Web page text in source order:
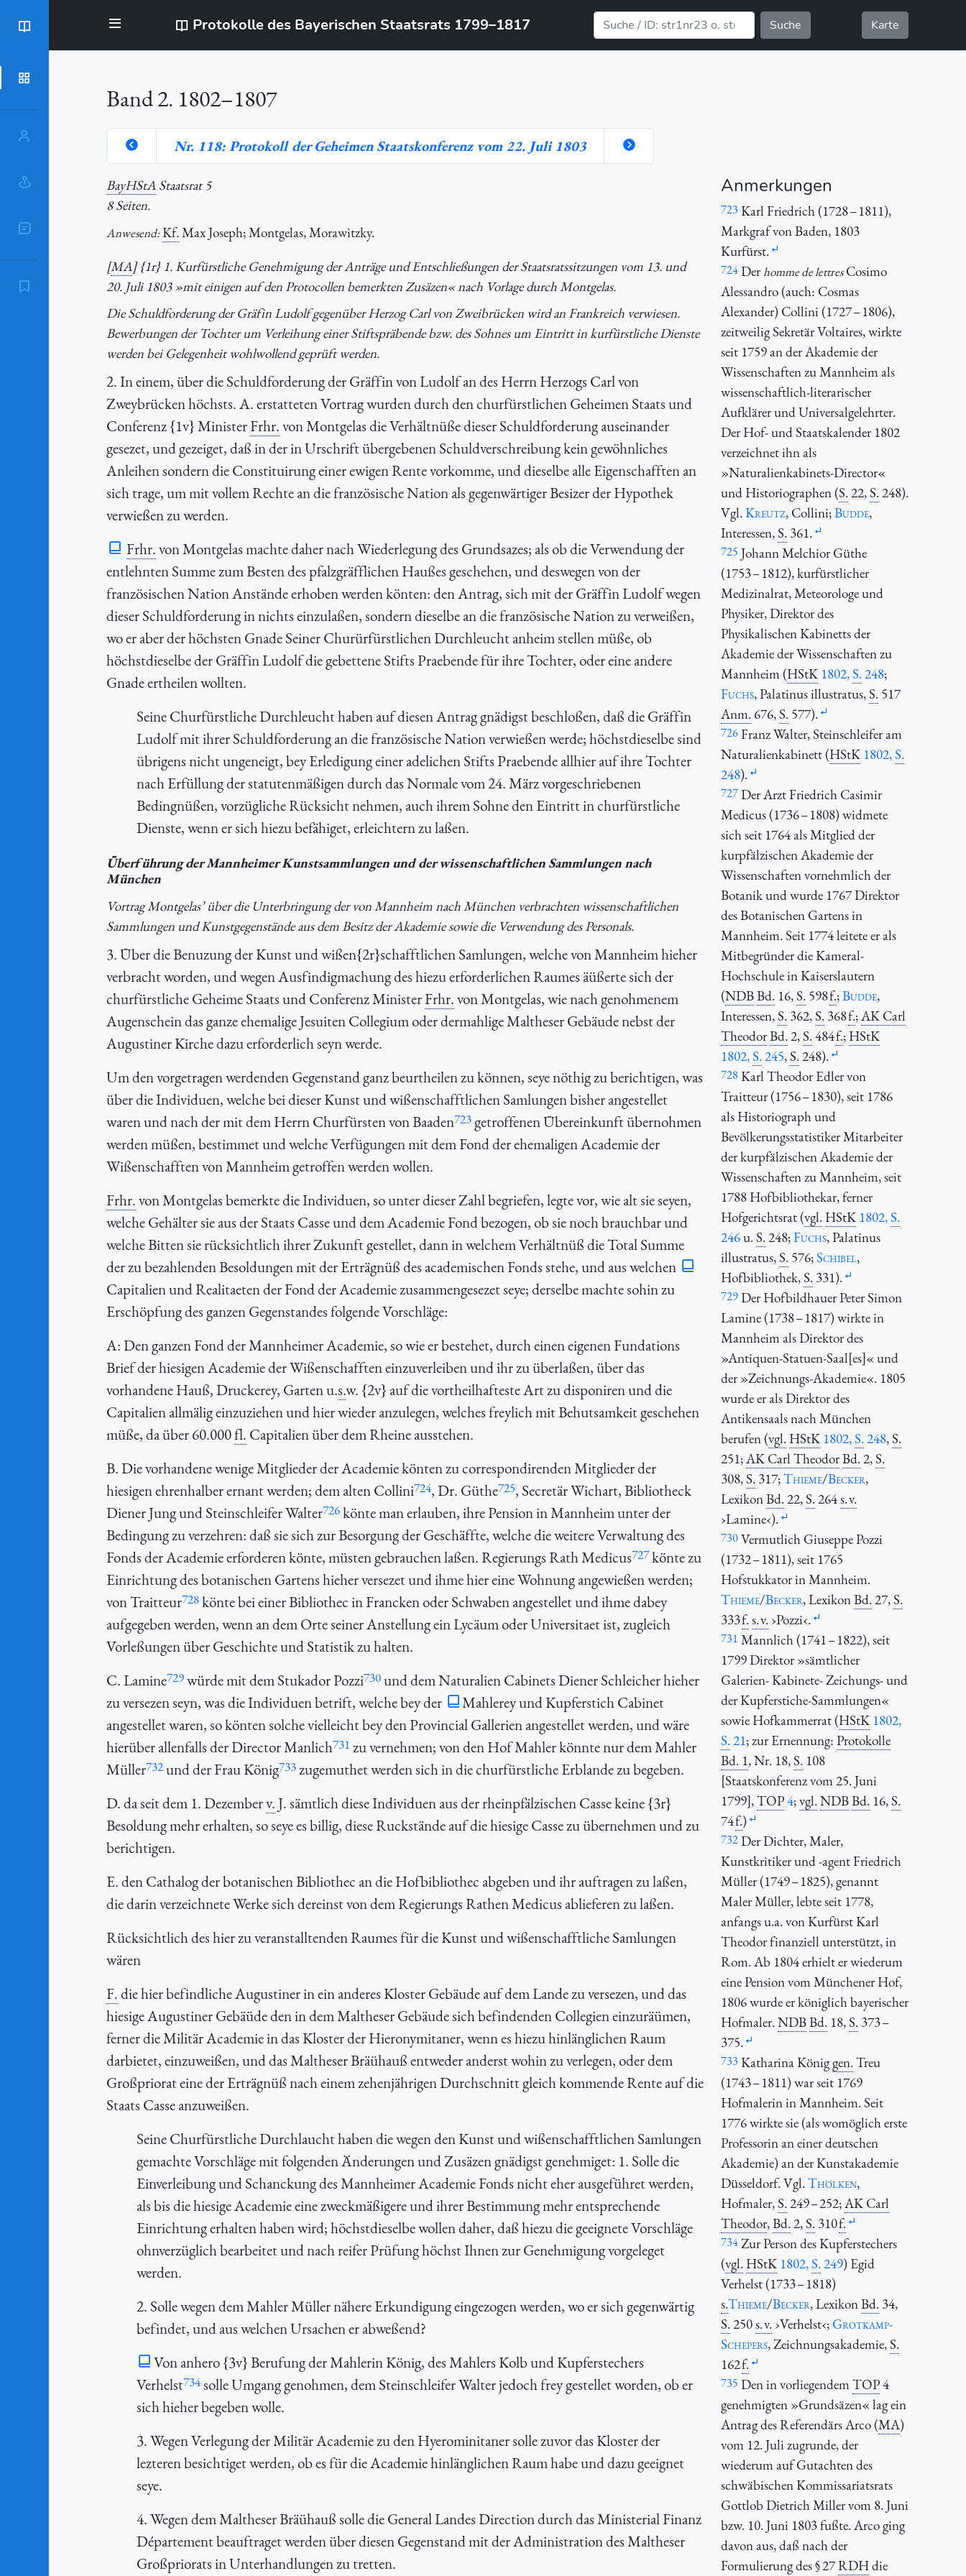
Protokolle des Bayerischen Staatsrats 1799–1817 Suche Karte
Sachschlagworte
Zitierempfehlung
Band 2. 1802–1807
Nr. 118: Protokoll der Geheimen Staatskonferenz vom 22. Juli 1803
BayHStA Staatsrat 5
8 Seiten.
Anwesend:Kf.Max Joseph; Montgelas, Morawitzky.
[MA] {1r} 1. Kurfürstliche Genehmigung der Anträge und Entschließungen der Staatsratssitzungen vom 13. und
20. Juli 1803 »mit einigen auf den Protocollen bemerkten Zusäzen« nach Vorlage durch Montgelas.
Die Schuldforderung der Gräfin Ludolf gegenüber Herzog Carl von Zweibrücken wird an Frankreich verwiesen.
Bewerbungen der Tochter um Verleihung einer Stiftspräbende bzw. des Sohnes um Eintritt in kurfürstliche Dienste
werden bei Gelegenheit wohlwollend geprüft werden.
2. In einem, über die Schuldforderung der Gräffin von Ludolf an des Herrn Herzogs Carl von
Zweybrücken höchsts. A. erstatteten Vortrag wurden durch den churfürstlichen Geheimen Staats und
Conferenz {1v} MinisterFrhr.von Montgelas die Verhältnüße dieser Schuldforderung auseinander
gesezet, und gezeiget, daß in der in Urschrift übergebenen Schuldverschreibung kein gewöhnliches
Anleihen sondern die Constituirung einer ewigen Rente vorkomme, und dieselbe alle Eigenschafften an
sich trage, um mit vollem Rechte an die französische Nation als gegenwärtiger Besizer der Hypothek
verwießen zu werden.
Frhr.von Montgelas machte daher nach Wiederlegung des Grundsazes; als ob die Verwendung der
entlehnten Summe zum Besten des pfalzgräfflichen Haußes geschehen, und deswegen von der
französischen Nation Anstände erhoben werden könten: den Antrag, sich mit der Gräffin Ludolf wegen
dieser Schuldforderung in nichts einzulaßen, sondern dieselbe an die französische Nation zu verweißen,
wo er aber der höchsten Gnade Seiner Churürfürstlichen Durchleucht anheim stellen müße, ob
höchstdieselbe der Gräffin Ludolf die gebettene Stifts Praebende für ihre Tochter, oder eine andere
Gnade ertheilen wollten.
Seine Churfürstliche Durchleucht haben auf diesen Antrag gnädigst beschloßen, daß die Gräffin
Ludolf mit ihrer Schuldforderung an die französische Nation verwießen werde; höchstdieselbe sind
übrigens nicht ungeneigt, bey Erledigung einer adelichen Stifts Praebende allhier auf ihre Tochter
nach Erfüllung der statutenmäßigen durch das Normale vom 24. März vorgeschriebenen
Bedingnüßen, vorzügliche Rücksicht nehmen, auch ihrem Sohne den Eintritt in churfürstliche
Dienste, wenn er sich hiezu befähiget, erleichtern zu laßen.
Überführung der Mannheimer Kunstsammlungen und der wissenschaftlichen Sammlungen nach
München
Vortrag Montgelas’ über die Unterbringung der von Mannheim nach München verbrachten wissenschaftlichen
Sammlungen und Kunstgegenstände aus dem Besitz der Akademie sowie die Verwendung des Personals.
3. Über die Benuzung der Kunst und wißen{2r}schafftlichen Samlungen, welche von Mannheim hieher
verbracht worden, und wegen Ausfindigmachung des hiezu erforderlichen Raumes äüßerte sich der
churfürstliche Geheime Staats und Conferenz MinisterFrhr.von Montgelas, wie nach genohmenem
Augenschein das ganze ehemalige Jesuiten Collegium oder dermahlige Maltheser Gebäude nebst der
Augustiner Kirche dazu erforderlich seyn werde.
Um den vorgetragen werdenden Gegenstand ganz beurtheilen zu können, seye nöthig zu berichtigen, was
über die Individuen, welche bei dieser Kunst und wißenschafftlichen Samlungen bisher angestellet
waren und nach der mit dem Herrn Churfürsten von Baaden723getroffenen Übereinkunft übernohmen
werden müßen, bestimmet und welche Verfügungen mit dem Fond der ehemaligen Academie der
Wißenschafften von Mannheim getroffen werden wollen.
Frhr.von Montgelas bemerkte die Individuen, so unter dieser Zahl begriefen, legte vor, wie alt sie seyen,
welche Gehälter sie aus der Staats Casse und dem Academie Fond bezogen, ob sie noch brauchbar und
welche Bitten sie rücksichtlich ihrer Zukunft gestellet, dann in welchem Verhältnüß die Total Summe
der zu bezahlenden Besoldungen mit der Erträgnüß des academischen Fonds stehe, und aus welchen
Capitalien und Realitaeten der Fond der Academie zusammengesezet seye; derselbe machte sohin zu
Erschöpfung des ganzen Gegenstandes folgende Vorschläge:
A: Den ganzen Fond der Mannheimer Academie, so wie er bestehet, durch einen eigenen Fundations
Brief der hiesigen Academie der Wißenschafften einzuverleiben und ihr zu überlaßen, über das
vorhandene Hauß, Druckerey, Garten u.s.w. {2v} auf die vortheilhafteste Art zu disponiren und die
Capitalien allmälig einzuziehen und hier wieder anzulegen, welches freylich mit Behutsamkeit geschehen
müße, da über 60.000fl. Capitalien über dem Rheine ausstehen.
B. Die vorhandene wenige Mitglieder der Academie könten zu correspondirenden Mitglieder der
hiesigen ehrenhalber ernant werden; dem alten Collini724, Dr. Güthe725, Secretär Wichart, Bibliotheck
Diener Jung und Steinschleifer Walter726könte man erlauben, ihre Pension in Mannheim unter der
Bedingung zu verzehren: daß sie sich zur Besorgung der Geschäffte, welche die weitere Verwaltung des
Fonds der Academie erforderen könte, müsten gebrauchen laßen. Regierungs Rath Medicus727könte zu
Einrichtung des botanischen Gartens hieher versezet und ihme hier eine Wohnung angewießen werden;
von Traitteur728könte bei einer Bibliothec in Francken oder Schwaben angestellet und ihme dabey
aufgegeben werden, wenn an dem Orte seiner Anstellung ein Lycäum oder Universitaet ist, zugleich
Vorleßungen über Geschichte und Statistik zu halten.
C. Lamine729würde mit dem Stukador Pozzi730und dem Naturalien Cabinets Diener Schleicher hieher
zu versezen seyn, was die Individuen betrift, welche bey der
Mahlerey und Kupferstich Cabinet
angestellet waren, so könten solche vielleicht bey den Provincial Gallerien angestellet werden, und wäre
hierüber allenfalls der Director Manlich731 zu vernehmen; von den Hof Mahler könnte nur dem Mahler
Müller732und der Frau König733zugemuthet werden sich in die churfürstliche Erblande zu begeben.
D. da seit dem 1. Dezemberv.J. sämtlich diese Individuen aus der rheinpfälzischen Casse keine {3r}
Besoldung mehr erhalten, so seye es billig, diese Ruckstände auf die hiesige Casse zu übernehmen und zu
berichtigen.
E. den Cathalog der botanischen Bibliothec an die Hofbibliothec abgeben und ihr auftragen zu laßen,
die darin verzeichnete Werke sich dereinst von dem Regierungs Rathen Medicus ablieferen zu laßen.
Rücksichtlich des hier zu veranstalltenden Raumes für die Kunst und wißenschafftliche Samlungen
wären
F.die hier befindliche Augustiner in ein anderes Kloster Gebäude auf dem Lande zu versezen, und das
hiesige Augustiner Gebäüde den in dem Maltheser Gebäude sich befindenden Collegien einzuräümen,
ferner die Militär Academie in das Kloster der Hieronymitaner, wenn es hiezu hinlänglichen Raum
darbietet, einzuweißen, und das Maltheser Bräühauß entweder anderst wohin zu verlegen, oder dem
Großpriorat eine der Erträgnüß nach einem zehenjährigen Durchschnitt gleich kommende Rente auf die
Staats Casse anzuweißen.
Seine Churfürstliche Durchlaucht haben die wegen den Kunst und wißenschafftlichen Samlungen
gemachte Vorschläge mit folgenden Änderungen und Zusäzen gnädigst genehmiget: 1. Solle die
Einverleibung und Schanckung des Mannheimer Academie Fonds nicht eher ausgeführet werden,
als bis die hiesige Academie eine zweckmäßigere und ihrer Bestimmung mehr entsprechende
Einrichtung erhalten haben wird; höchstdieselbe wollen daher, daß hiezu die geeignete Vorschläge
ohnverzüglich bearbeitet und nach reifer Prüfung höchst Ihnen zur Genehmigung vorgeleget
werden.
2. Solle wegen dem Mahler Müller nähere Erkundigung eingezogen werden, wo er sich gegenwärtig
befindet, und aus welchen Ursachen er abweßend?
Von anhero {3v} Berufung der Mahlerin König, des Mahlers Kolb und Kupferstechers
Verhelst734solle Umgang genohmen, dem Steinschleifer Walter jedoch frey gestellet worden, ob er
sich hieher begeben wolle.
3. Wegen Verlegung der Militär Academie zu den Hyerominitaner solle zuvor das Kloster der
lezteren besichtiget werden, ob es für die Academie hinlänglichen Raum habe und dazu geeignet
seye.
4. Wegen dem Maltheser Bräühauß solle die General Landes Direction durch das Ministerial Finanz
Département beauftraget werden über diesen Gegenstand mit der Administration des Maltheser
Großpriorats in Unterhandlungen zu tretten.
Anmerkungen
723 Karl Friedrich (1728 – 1811),
Markgraf von Baden, 1803
Kurfürst.
724Derhomme de lettresCosimo
Alessandro (auch: Cosmas
Alexander) Collini (1727 – 1806),
zeitweilig Sekretär Voltaires, wirkte
seit 1759 an der Akademie der
Wissenschaften zu Mannheim als
wissenschaftlich-literarischer
Aufklärer und Universalgelehrter.
Der Hof- und Staatskalender 1802
verzeichnet ihn als
»Naturalienkabinets-Director«
und Historiographen (S.22,S.248).
Vgl.Kreutz, Collini;Budde,
Interessen,S. 361.
725 Johann Melchior Güthe
(1753 – 1812), kurfürstlicher
Medizinalrat, Meteorologe und
Physiker, Direktor des
Physikalischen Kabinetts der
Akademie der Wissenschaften zu
Mannheim (HStK 1802,S.248;
Fuchs, Palatinus illustratus,S. 517
Anm. 676,S. 577).
726Franz Walter, Steinschleifer am
Naturalienkabinett (HStK 1802,S.
248).
727Der Arzt Friedrich Casimir
Medicus (1736 – 1808) widmete
sich seit 1764 als Mitglied der
kurpfälzischen Akademie der
Wissenschaften vornehmlich der
Botanik und wurde 1767 Direktor
des Botanischen Gartens in
Mannheim. Seit 1774 leitete er als
Mitbegründer die Kameral-
Hochschule in Kaiserslautern
(NDBBd. 16,S. 598f.;Budde,
Interessen,S. 362,S. 368f.;AK Carl
TheodorBd.2,S.484f.; HStK
1802,S.245,S.248).
728 Karl Theodor Edler von
Traitteur (1756 – 1830), seit 1786
als Historiograph und
Bevölkerungsstatistiker Mitarbeiter
der kurpfälzischen Akademie der
Wissenschaften zu Mannheim, seit
1788 Hofbibliothekar, ferner
Hofgerichtsrat (vgl. HStK 1802,S.
246u.S.248;Fuchs, Palatinus
illustratus,S. 576;Schibel,
Hofbibliothek,S. 331).
729Der Hofbildhauer Peter Simon
Lamine (1738 – 1817) wirkte in
Mannheim als Direktor des
»Antiquen-Statuen-Saal[es]« und
der »Zeichnungs-Akademie«. 1805
wurde er als Direktor des
Antikensaals nach München
berufen (vgl. HStK 1802,S.248,S.
251;AK Carl TheodorBd.2,S.
308,S. 317;Thieme/Becker,
LexikonBd.22,S.264s. v.
›Lamine‹).
730Vermutlich Giuseppe Pozzi
(1732 – 1811), seit 1765
Hofstukkator in Mannheim.
Thieme/Becker, LexikonBd.27,S.
333f.s. v. ›Pozzi‹.
731 Mannlich (1741 – 1822), seit
1799 Direktor »sämtlicher
Galerien- Kabinete- Zeichungs- und
der Kupferstiche-Sammlungen«
sowie Hofkammerrat (HStK 1802,
S.21; zur Ernennung: Protokolle
Bd. 1, Nr. 18,S. 108
[Staatskonferenz vom 25. Juni
1799],TOP4;vgl.NDBBd. 16,S.
74f.)
732Der Dichter, Maler,
Kunstkritiker und -agent Friedrich
Müller (1749 – 1825), genannt
Maler Müller, lebte seit 1778,
anfangs u.a. von Kurfürst Karl
Theodor finanziell unterstützt, in
Rom. Ab 1804 erhielt er wiederum
eine Pension vom Münchener Hof,
1806 wurde er königlich bayerischer
Hofmaler.NDBBd. 18,S. 373 –
375.
733 Katharina Königgen.Treu
(1743 – 1811) war seit 1769
Hofmalerin in Mannheim. Seit
1776 wirkte sie (als womöglich erste
Professorin an einer deutschen
Akademie) an der Kunstakademie
Düsseldorf. Vgl.Thölken,
Hofmaler,S.249 – 252;AK Carl
Theodor,Bd.2,S. 310f.
734Zur Person des Kupferstechers
(vgl. HStK 1802,S.249) Egid
Verhelst (1733 – 1818)
s.Thieme/Becker, LexikonBd. 34,
S.250s. v. ›Verhelst‹;Grotkamp-
Schepers, Zeichnungsakademie,S.
162f.
735 Den in vorliegendemTOP4
genehmigten »Grundsäzen« lag ein
Antrag des Referendärs Arco (MA)
vom 12. Juli zugrunde, der
wiederum auf Gutachten des
schwäbischen Kommissariatsrats
Gottlob Dietrich Miller vom 8. Juni
bzw. 10. Juni 1803 fußte. Arco ging
davon aus, daß nach der
Formulierung des § 27RDHdie